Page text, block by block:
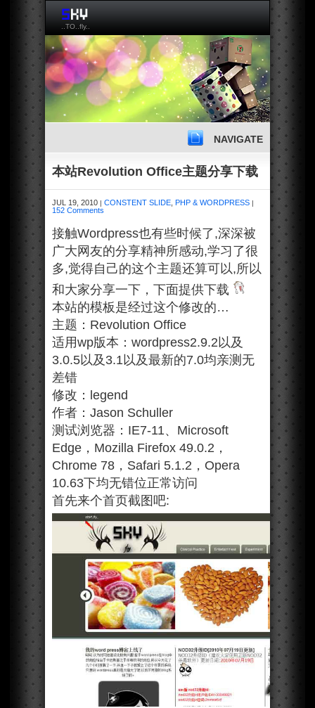
..TO..fly..
NAVIGATE
本站Revolution Office主题分享下载
JUL 19, 2010 | CONSTENT SLIDE PHP & WORDPRESS |
152 Comments
接触Wordpress也有些时候了,深深被
广大网友的分享精神所感动,学习了很
多,觉得自己的这个主题还算可以,所以
和大家分享一下，下面提供下载
本站的模板是经过这个修改的…
主题：Revolution Office
适用wp版本：wordpress2.9.2以及
3.0.5以及3.1以及最新的7.0均亲测无
差错
修改：legend
作者：Jason Schuller
测试浏览器：IE7-11、Microsoft
Edge，Mozilla Firefox 49.0.2，
Chrome 78，Safari 5.1.2，Opera
10.63下均无错位正常访问
首先来个首页截图吧: